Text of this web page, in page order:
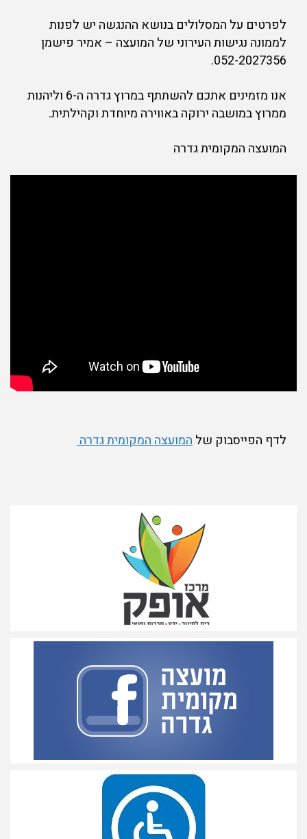
לפרטים על המסלולים בנושא ההנגשה יש לפנות
לממונה נגישות העירוני של המועצה – אמיר פישמן
052-2027356.
אנו מזמינים אתכם להשתתף במרוץ גדרה ה-6 וליהנות
ממרוץ במושבה ירוקה באווירה מיוחדת וקהילתית.
המועצה המקומית גדרה
לדף הפייסבוק שלהמועצה המקומית גדרה